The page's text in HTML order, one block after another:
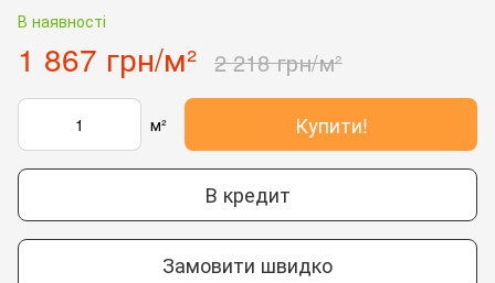
В наявності
1 867 грн/м² 2 218 грн/м²
м² Купити!
В кредит
Замовити швидко